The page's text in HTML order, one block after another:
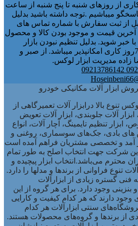
از 5 تا 7 روز کاری از روزهای شنبه تا پنج شنبه از ساعت
الی ۷عصر پاسخگو میباشیم .توجه داشته باشید بدلیل
از ثبت سفارش با شماره تماس های
آخرین قیمت و موجود بودن کالا و محصول
خبر شوید. بدلیل تنظیم نبودن بازار
ارسال محصولات از 5 تا 7روز کاری امکانپذیر میباشد. از صبر و
زاده مدیریت ابزار لوکس.
ابزار آلات مکانیکی خودرو
تنوع بالا درابزار آلات تعمیرگاهی از
ابزار آلات جلوبندی، ابزار آلات تعویض
ابزار تنظیم تایمینگ، آچار آلات، انواع
بادی، جک‌های سوسماری، روغنی و
آمد و تخصصی مشتریان فراهم آمده است
شرکت جهت انتخاب اصلح به طور تمام
محترم می‌باشد.انتخاب ابزار پیچیده و
تنوع فراوانی از برندها و مدلها را دارد.
فنی گستره زیادی از ابزارآلات
بنزینی وجود دارد. برای هر گروه از این
وجود دارند که هر کدام کیفیت و کارایی
سنتی ابزارآلات هر کدام
از برندها و گروه‌های محصولات هستند.